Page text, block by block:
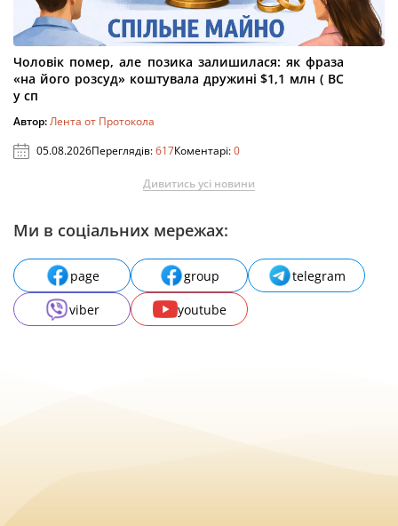
Чоловік помер, але позика залишилася: як фраза
«на його розсуд» коштувала дружині $1,1 млн ( ВС
у сп
Автор:Лента от Протокола
05.08.2026Переглядів:617Коментарі:0
Дивитись усі новини
Ми в соціальних мережах:
page group
telegram
viber
youtube